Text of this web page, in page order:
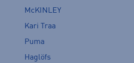
McKINLEY
Kari Traa
Puma
Haglöfs